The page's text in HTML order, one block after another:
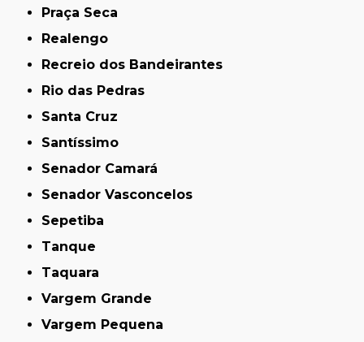
Praça Seca
Realengo
Recreio dos Bandeirantes
Rio das Pedras
Santa Cruz
Santíssimo
Senador Camará
Senador Vasconcelos
Sepetiba
Tanque
Taquara
Vargem Grande
Vargem Pequena